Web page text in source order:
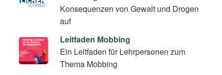
Konsequenzen von Gewalt und Drogen
auf
Leitfaden Mobbing
Ein Leitfaden für Lehrpersonen zum
Thema Mobbing